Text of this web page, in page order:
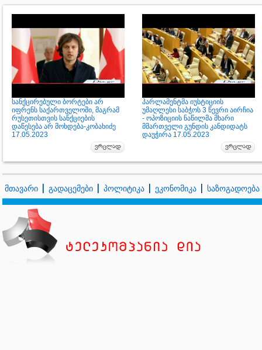
სანქცირებული ბორტები არ
იფრენს საქართველოში, მაგრამ
რუსეთისთვის სანქციების
დაწესება არ მოხდება-კობახიძე
17.05.2023
პარლამენტმა იუსტიციის
უმაღლესი საბჭოს 3 წევრი აირჩია
- ოპოზიციის ნაწილმა მხარი
მმართველი გუნდის კანდიდატს
დაუჭირა 17.05.2023
მთავარი გადაცემები პოლიტიკა ეკონომიკა საზოგადოება